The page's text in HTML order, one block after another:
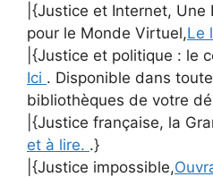
|{Justice et Internet, Une
pour le Monde Virtuel,Le
|{Justice et politique : le
Ici . Disponible dans
bibliothèques de votre
|{Justice française, la
et à lire. .}
|{Justice impossible,